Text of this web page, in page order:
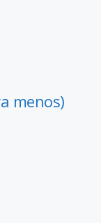
menos)